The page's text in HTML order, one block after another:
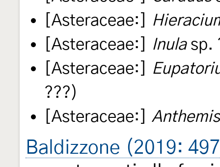
[Asteraceae:]
[Asteraceae:]
Inulasp.
[Asteraceae:]
???)
[Asteraceae:]
Anthemis
Baldizzone (2019: